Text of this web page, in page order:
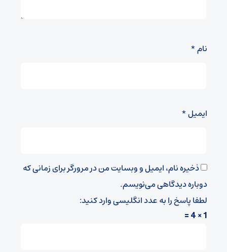
نام*
ایمیل*
ذخیره نام، ایمیل و وبسایت من در مرورگر برای زمانی که
دوباره دیدگاهی می‌نویسم.
لطفا پاسخ را به عدد انگلیسی وارد کنید:
1 × 4 =